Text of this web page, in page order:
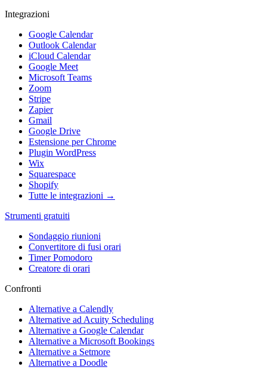
Integrazioni
Google Calendar
Outlook Calendar
iCloud Calendar
Google Meet
Microsoft Teams
Zoom
Stripe
Zapier
Gmail
Google Drive
Estensione per Chrome
Plugin WordPress
Wix
Squarespace
Shopify
Tutte le integrazioni →
Strumenti gratuiti
Sondaggio riunioni
Convertitore di fusi orari
Timer Pomodoro
Creatore di orari
Confronti
Alternative a Calendly
Alternative ad Acuity Scheduling
Alternative a Google Calendar
Alternative a Microsoft Bookings
Alternative a Setmore
Alternative a Doodle